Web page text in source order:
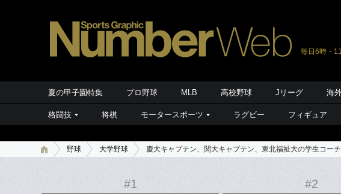
毎日6時・
夏の甲子園特集 プロ野球 MLB 高校野球 Jリーグ 海
格闘技 将棋 モータースポーツ ラグビー フィギュア
野球 大学野球 慶大キャプテン、関大キャプテン、東北福祉大の学生コー
#1 #2